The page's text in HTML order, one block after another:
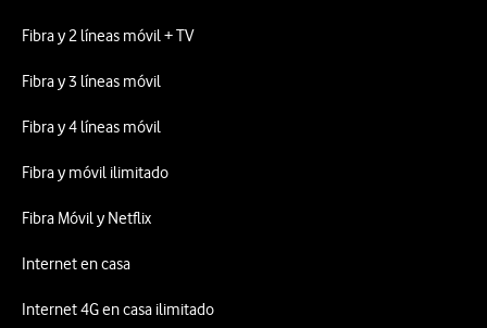
Fibra y 2 líneas móvil + TV
Fibra y 3 líneas móvil
Fibra y 4 líneas móvil
Fibra y móvil ilimitado
Fibra Móvil y Netflix
Internet en casa
Internet 4G en casa ilimitado